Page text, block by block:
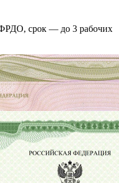
срок — до 3 рабочих